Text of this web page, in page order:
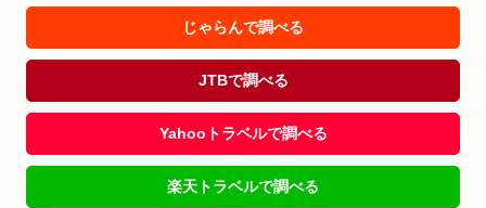
じゃらんで調べる
JTBで調べる
Yahooトラベルで調べる
楽天トラベルで調べる